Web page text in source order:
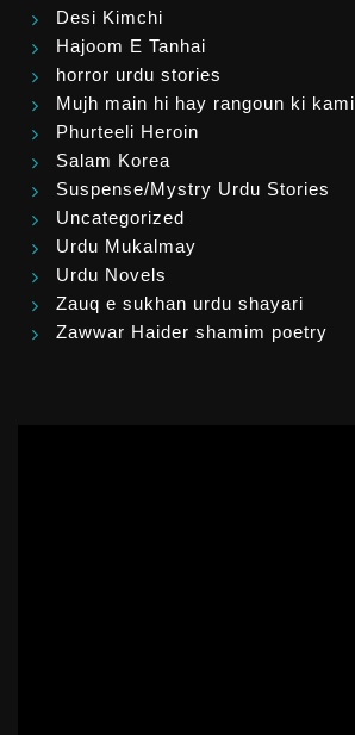
Desi Kimchi
Hajoom E Tanhai
horror urdu stories
Mujh main hi hay rangoun ki kami
Phurteeli Heroin
Salam Korea
Suspense/Mystry Urdu Stories
Uncategorized
Urdu Mukalmay
Urdu Novels
Zauq e sukhan urdu shayari
Zawwar Haider shamim poetry